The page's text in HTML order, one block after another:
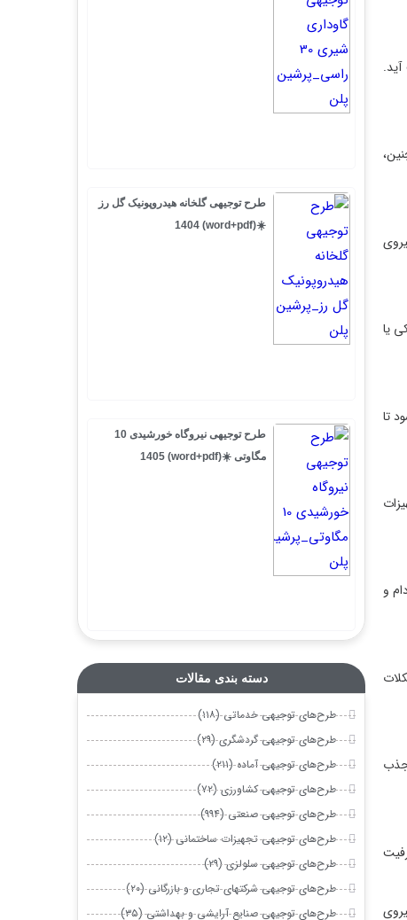
طرح توجیهی گلخانه هیدروپونیک گل رز
طرح توجیهی نیروگاه خورشیدی 10
مگاوتی ☀️(word+pdf) 1405
دسته بندی مقالات
طرح‌های توجیهی خدماتی (۱۱۸)
طرح‌های توجیهی گردشگری (۲۹)
طرح‌های توجیهی آماده (۲۱۱)
طرح‌های توجیهی کشاورزی (۷۲)
طرح‌های توجیهی صنعتی (۹۹۴)
طرح‌های توجیهی تجهیزات ساختمانی (۱۲)
طرح‌های توجیهی سلولزی (۲۹)
طرح‌های توجیهی شرکتهای تجاری و بازرگانی (۲۰)
طرح‌های توجیهی صنایع آرایشی و بهداشتی (۳۵)